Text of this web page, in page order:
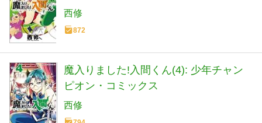
西修
872
魔入りました!入間くん(4): 少年チャン
ピオン・コミックス
西修